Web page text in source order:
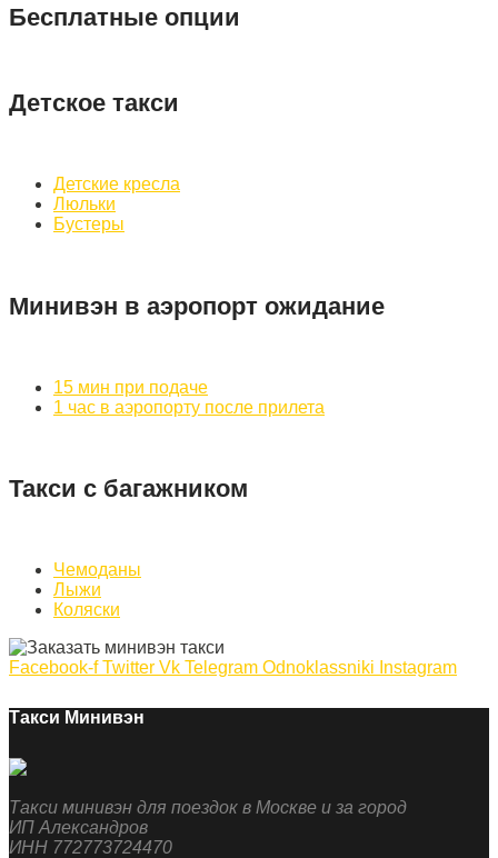
Бесплатные опции
Детское такси
Детские кресла
Люльки
Бустеры
Минивэн в аэропорт ожидание
15 мин при подаче
1 час в аэропорту после прилета
Такси с багажником
Чемоданы
Лыжи
Коляски
Facebook-f Twitter Vk Telegram Odnoklassniki Instagram
Такси Минивэн
Такси минивэн для поездок в Москве и за город
ИП Александров
ИНН 772773724470